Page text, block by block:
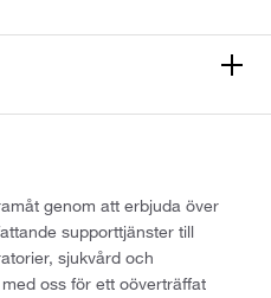
genom att erbjuda över
supporttjänster till
sjukvård och
oss för ett oöverträffat